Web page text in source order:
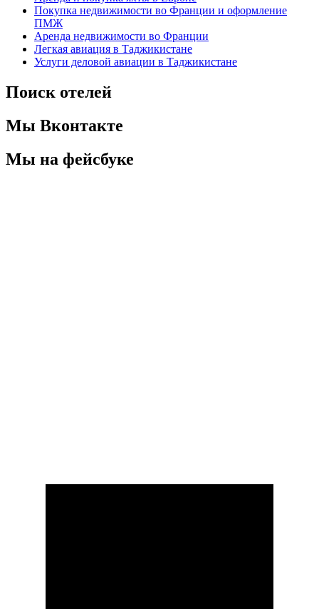
Покупка недвижимости во Франции и оформление
ПМЖ
Аренда недвижимости во Франции
Легкая авиация в Таджикистане
Услуги деловой авиации в Таджикистане
Поиск отелей
Мы Вконтакте
Мы на фейсбуке